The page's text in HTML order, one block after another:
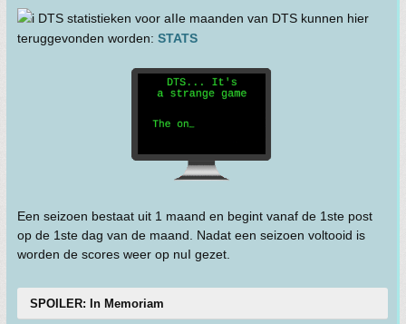
DTS statistieken voor aIIe maanden van DTS kunnen hier
teruggevonden worden: STATS
Een seizoen bestaat uit 1 maand en begint vanaf de 1ste post
op de 1ste dag van de maand. Nadat een seizoen voltooid is
worden de scores weer op nuI gezet.
SPOILER: In Memoriam